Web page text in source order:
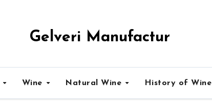
Gelveri Manufactur
Wine Natural Wine History of Wine